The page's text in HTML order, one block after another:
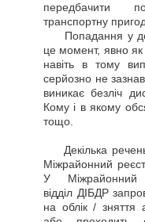
передбачити
транспортну
Попадання у
це момент, явно як
навіть в тому
серйозно не
виникає безліч
Кому і в якому
тощо.
Декілька
Міжрайонний
У Міжрайонний
відділ ДІБДР
на облік / зняття